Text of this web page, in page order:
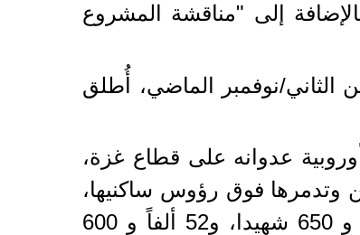
إلى "مناقشة المشروع
نوفمبر الماضي، أُطلق
عدوانه على قطاع غزة،
وتدمرها فوق رؤوس ساكنيها،
ويمنع دخول الماء والغذاء والدواء والوقود، ما أدى لارتفاع حصيلة الضحايا إلى 19 ألفاً و 650 شهيدا، و52 ألفاً و 600